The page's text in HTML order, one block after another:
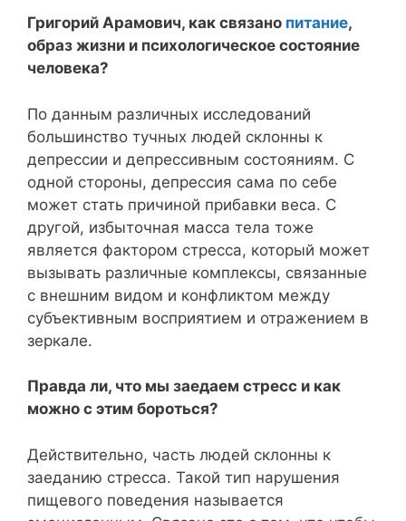
Григорий Арамович, как связано питание,
образ жизни и психологическое состояние
человека?
По данным различных исследований
большинство тучных людей склонны к
депрессии и депрессивным состояниям. С
одной стороны, депрессия сама по себе
может стать причиной прибавки веса. С
другой, избыточная масса тела тоже
является фактором стресса, который может
вызывать различные комплексы, связанные
с внешним видом и конфликтом между
субъективным восприятием и отражением в
зеркале.
Правда ли, что мы заедаем стресс и как
можно с этим бороться?
Действительно, часть людей склонны к
заеданию стресса. Такой тип нарушения
пищевого поведения называется